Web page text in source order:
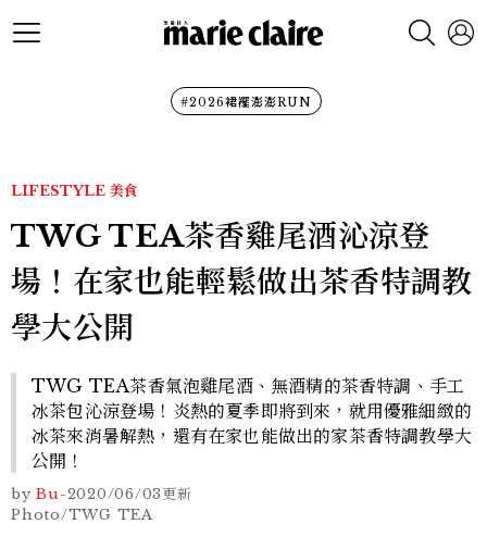
#2026裙襬澎澎RUN
LIFESTYLE 美食
TWG TEA茶香雞尾酒沁涼登
場！在家也能輕鬆做出茶香特調教
學大公開
TWG TEA茶香氣泡雞尾酒、無酒精的茶香特調、手工
冰茶包沁涼登場！炎熱的夏季即將到來，就用優雅細緻的
冰茶來消暑解熱，還有在家也能做出的家茶香特調教學大
公開！
by Bu-2020/06/03更新
Photo/TWG TEA